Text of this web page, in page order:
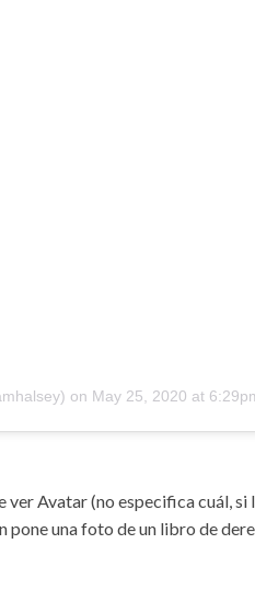
on May 25, 2020 at
ver Avatar (no especifica cuál, si
pone una foto de un libro de